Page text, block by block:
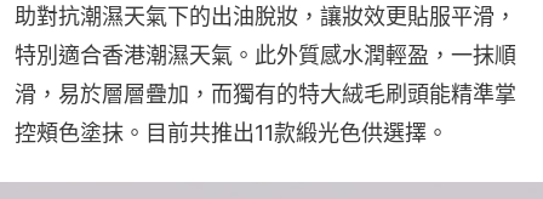
助對抗潮濕天氣下的出油脫妝，讓妝效更貼服平滑，
特別適合香港潮濕天氣。此外質感水潤輕盈，一抹順
滑，易於層層疊加，而獨有的特大絨毛刷頭能精準掌
控頰色塗抹。目前共推出11款緞光色供選擇。